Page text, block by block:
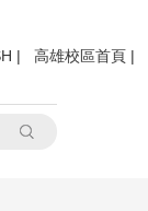
| 高雄校區首頁 |
搜尋